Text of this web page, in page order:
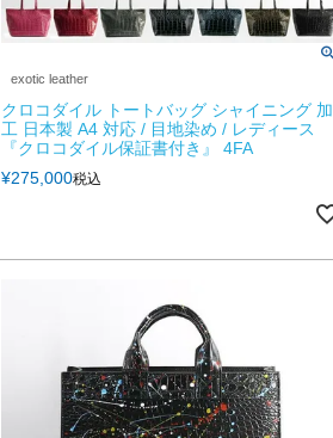
exotic leather
クロコダイル トートバッグ シャイニング 加
工 日本製 A4 対応 / 目地染め / レディース
『クロコダイル保証書付き』 4FA
¥275,000税込